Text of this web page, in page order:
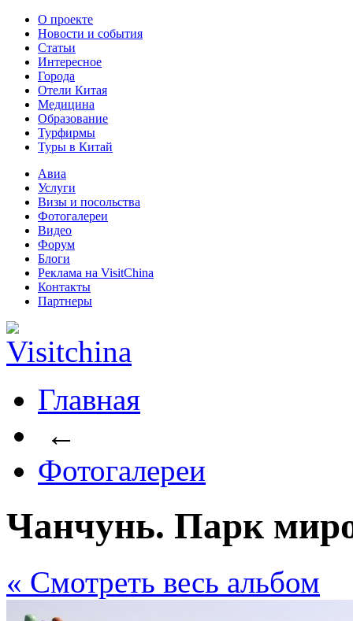
О проекте
Новости и события
Статьи
Интересное
Города
Отели Китая
Медицина
Образование
Турфирмы
Туры в Китай
Авиа
Услуги
Визы и посольства
Фотогалереи
Видео
Форум
Блоги
Реклама на VisitChina
Контакты
Партнеры
Главная
←
Фотогалереи
Чанчунь. Парк
« Cмотреть весь альбом